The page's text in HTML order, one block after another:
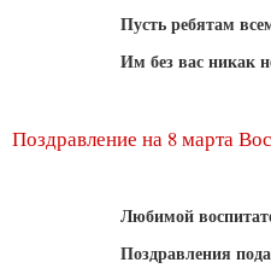
Пусть ребятам
Им без вас никак
Поздравление на 8 марта
Любимой
Поздравления